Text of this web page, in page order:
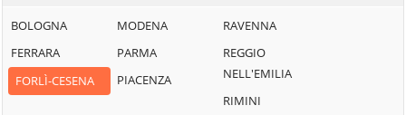
Forlimpopoli
Verghereto
BOLOGNA
FERRARA
FORLÌ-CESENA
MODENA
PARMA
PIACENZA
RAVENNA
REGGIO
NELL'EMILIA
RIMINI